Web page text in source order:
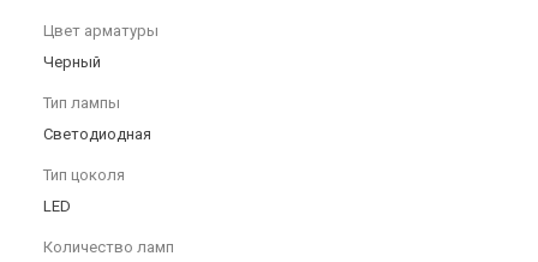
Цвет арматуры
Черный
Тип лампы
Светодиодная
Тип цоколя
LED
Количество ламп